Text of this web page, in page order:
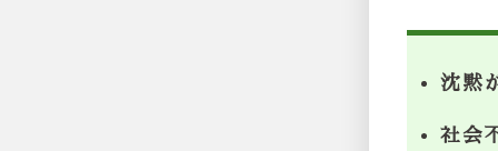
沈黙
社会